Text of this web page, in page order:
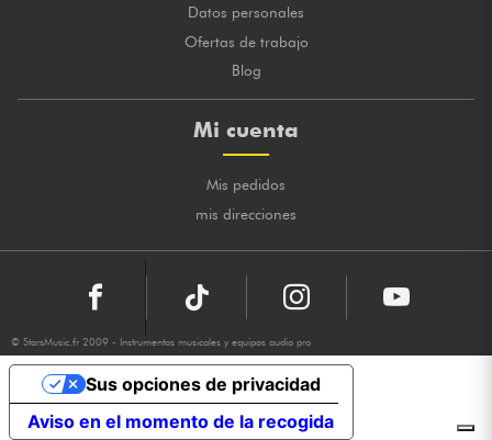
Datos personales
Ofertas de trabajo
Blog
Mi cuenta
Mis pedidos
mis direcciones
© StarsMusic.fr 2009 - Instrumentos musicales y equipos audio pro
Aviso en el momento de la recogida
Sus opciones de privacidad